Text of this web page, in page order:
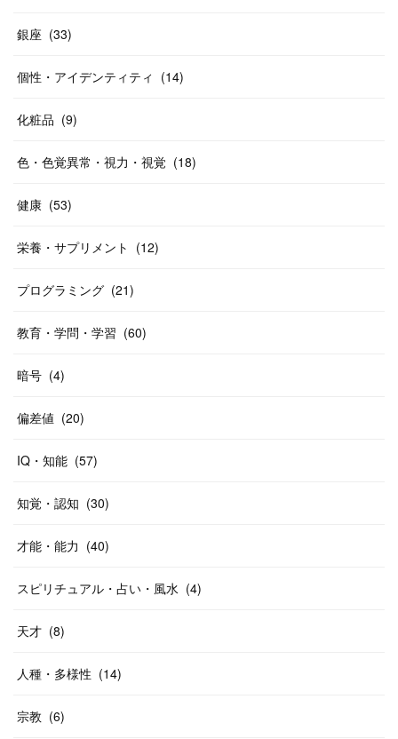
銀座 (33)
個性・アイデンティティ (14)
化粧品 (9)
色・色覚異常・視力・視覚 (18)
健康 (53)
栄養・サプリメント (12)
プログラミング (21)
教育・学問・学習 (60)
暗号 (4)
偏差値 (20)
IQ・知能 (57)
知覚・認知 (30)
才能・能力 (40)
スピリチュアル・占い・風水 (4)
天才 (8)
人種・多様性 (14)
宗教 (6)